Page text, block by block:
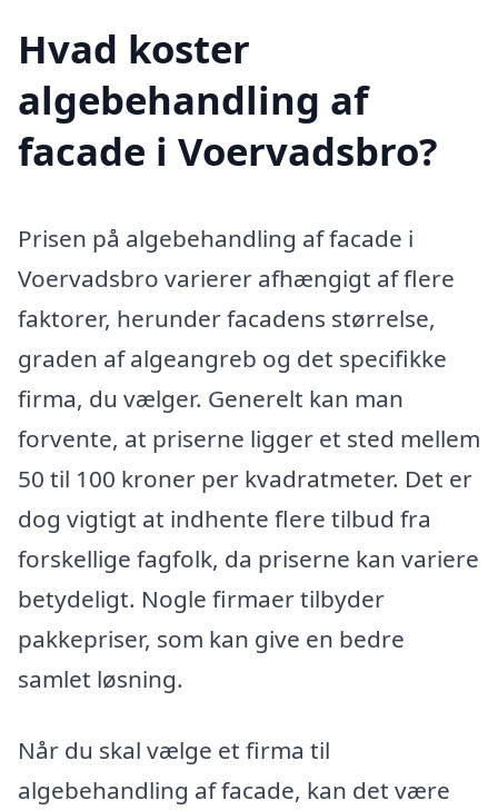
Hvad koster
algebehandling af
facade i Voervadsbro?
Prisen på algebehandling af facade i
Voervadsbro varierer afhængigt af flere
faktorer, herunder facadens størrelse,
graden af algeangreb og det specifikke
firma, du vælger. Generelt kan man
forvente, at priserne ligger et sted mellem
50 til 100 kroner per kvadratmeter. Det er
dog vigtigt at indhente flere tilbud fra
forskellige fagfolk, da priserne kan variere
betydeligt. Nogle firmaer tilbyder
pakkepriser, som kan give en bedre
samlet løsning.
Når du skal vælge et firma til
algebehandling af facade, kan det være